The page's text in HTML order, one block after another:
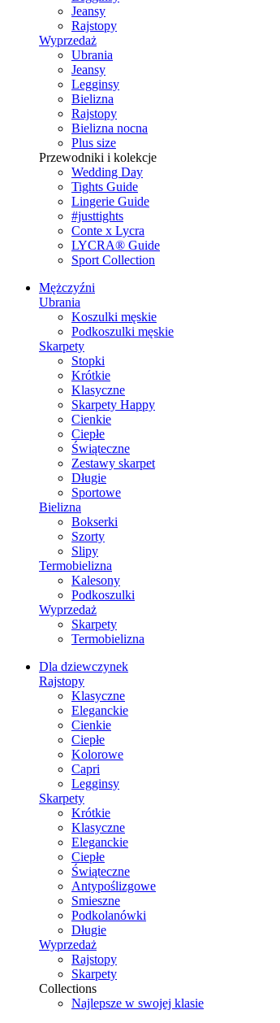
Jeansy
Rajstopy
Wyprzedaż
Ubrania
Jeansy
Legginsy
Bielizna
Rajstopy
Bielizna nocna
Plus size
Przewodniki i kolekcje
Wedding Day
Tights Guide
Lingerie Guide
#justtights
Conte x Lycra
LYCRA® Guide
Sport Сollection
Mężczyźni
Ubrania
Koszulki męskie
Podkoszulki męskie
Skarpety
Stopki
Krótkie
Klasyczne
Skarpety Happy
Cienkie
Ciepłe
Świąteczne
Zestawy skarpet
Długie
Sportowe
Bielizna
Bokserki
Szorty
Slipy
Termobielizna
Kalesony
Podkoszulki
Wyprzedaż
Skarpety
Termobielizna
Dla dziewczynek
Rajstopy
Klasyczne
Eleganckie
Cienkie
Ciepłe
Kolorowe
Capri
Legginsy
Skarpety
Krótkie
Klasyczne
Eleganckie
Ciepłe
Świąteczne
Antypoślizgowe
Smieszne
Podkolanówki
Długie
Wyprzedaż
Rajstopy
Skarpety
Collections
Najlepsze w swojej klasie